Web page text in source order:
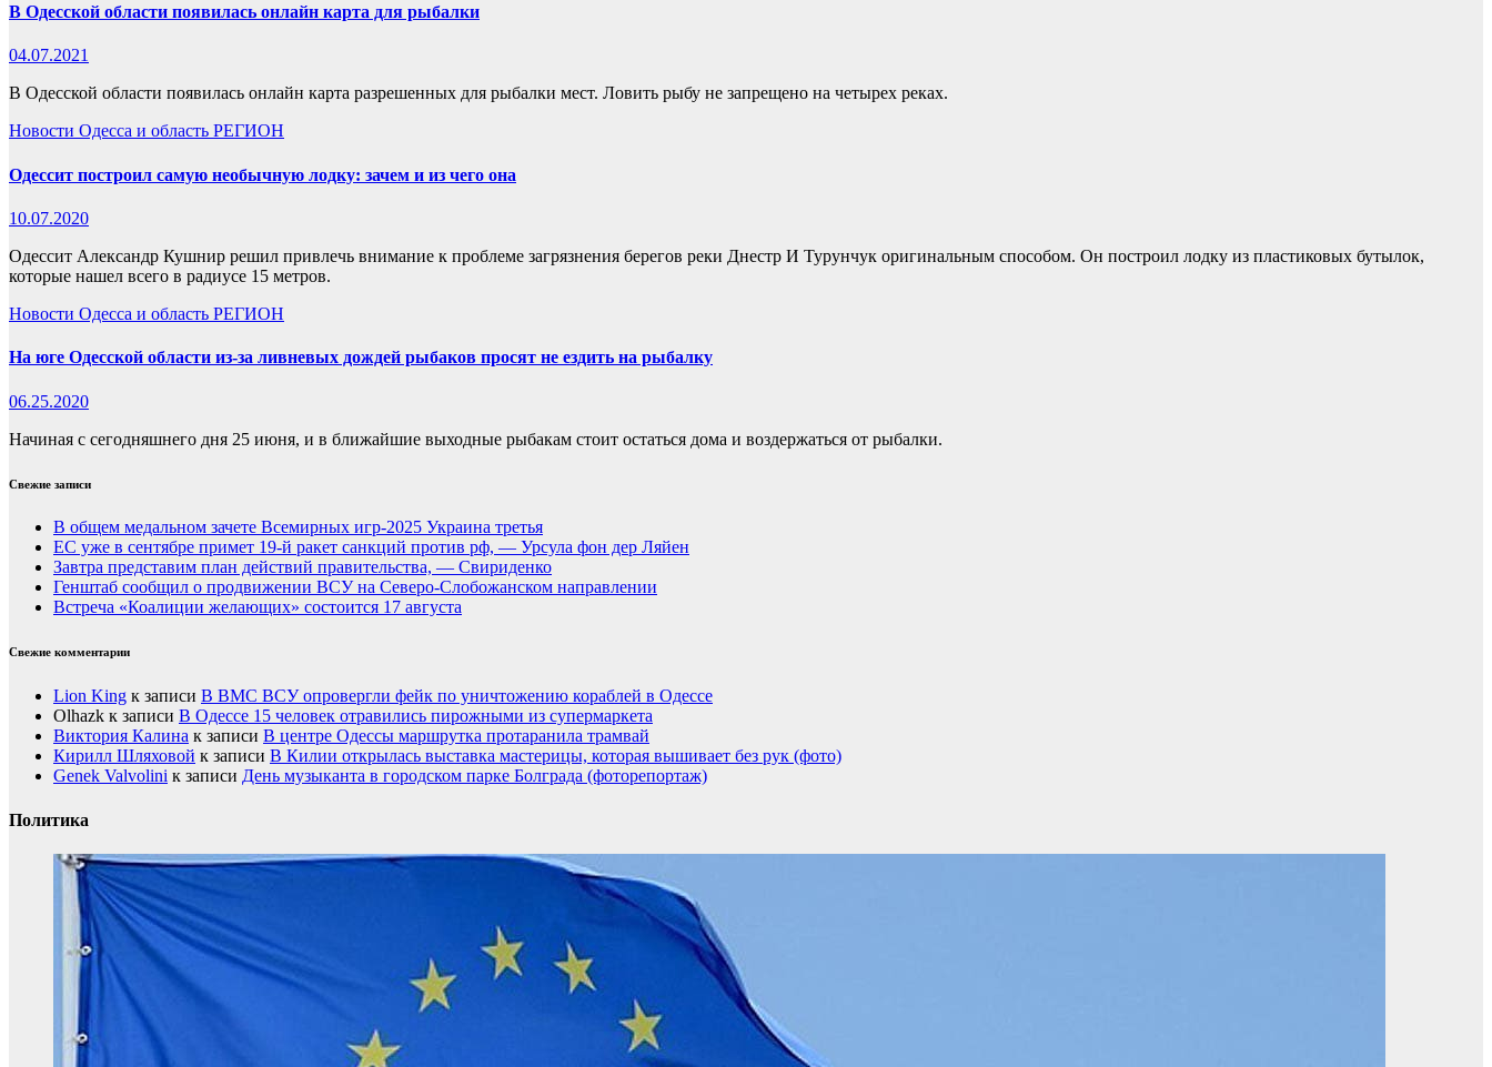
В Одесской области появилась онлайн карта для рыбалки
04.07.2021
В Одесской области появилась онлайн карта разрешенных для рыбалки мест. Ловить рыбу не запрещено на четырех реках.
Новости Одесса и область РЕГИОН
Одессит построил самую необычную лодку: зачем и из чего она
10.07.2020
Одессит Александр Кушнир решил привлечь внимание к проблеме загрязнения берегов реки Днестр И Турунчук оригинальным способом. Он построил лодку из пластиковых бутылок,
которые нашел всего в радиусе 15 метров.
Новости Одесса и область РЕГИОН
На юге Одесской области из-за ливневых дождей рыбаков просят не ездить на рыбалку
06.25.2020
Начиная с сегодняшнего дня 25 июня, и в ближайшие выходные рыбакам стоит остаться дома и воздержаться от рыбалки.
Свежие записи
В общем медальном зачете Всемирных игр-2025 Украина третья
ЕС уже в сентябре примет 19-й ракет санкций против рф, — Урсула фон дер Ляйен
Завтра представим план действий правительства, — Свириденко
Генштаб сообщил о продвижении ВСУ на Северо-Слобожанском направлении
Встреча «Коалиции желающих» состоится 17 августа
Свежие комментарии
Lion King к записи В ВМС ВСУ опровергли фейк по уничтожению кораблей в Одессе
Olhazk к записи В Одессе 15 человек отравились пирожными из супермаркета
Виктория Калина к записи В центре Одессы маршрутка протаранила трамвай
Кирилл Шляховой к записи В Килии открылась выставка мастерицы, которая вышивает без рук (фото)
Genek Valvolini к записи День музыканта в городском парке Болграда (фоторепортаж)
Политика